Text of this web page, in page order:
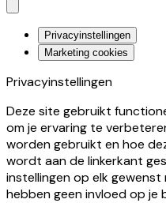
Privacyinstellingen
Marketing cookies
Privacyinstellingen
Deze site gebruikt
om je ervaring te
worden gebruikt en hoe
wordt aan de linkerkant
instellingen op elk gewenst
hebben geen invloed op je